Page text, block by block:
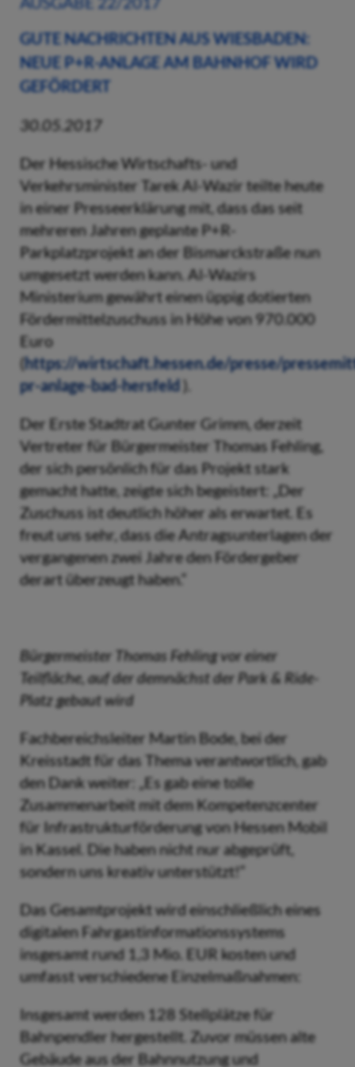
GUTE NACHRICHTEN AUS WIESBADEN:
NEUE P+R-ANLAGE AM BAHNHOF WIRD
GEFÖRDERT
30.05.2017
Der Hessische Wirtschafts- und
Verkehrsminister Tarek Al-Wazir teilte heute
in einer Presseerklärung mit, dass das seit
mehreren Jahren geplante P+R-
Parkplatzprojekt an der Bismarckstraße nun
umgesetzt werden kann. Al-Wazirs
Ministerium gewährt einen üppig dotierten
Fördermittelzuschuss in Höhe von 970.000
Euro
(https://wirtschaft.hessen.de/presse/
pr-anlage-bad-hersfeld ).
Der Erste Stadtrat Gunter Grimm, derzeit
Vertreter für Bürgermeister Thomas Fehling,
der sich persönlich für das Projekt stark
gemacht hatte, zeigte sich begeistert: „Der
Zuschuss ist deutlich höher als erwartet. Es
freut uns sehr, dass die Antragsunterlagen der
vergangenen zwei Jahre den Fördergeber
derart überzeugt haben.“
Bürgermeister Thomas Fehling vor einer
Teilfläche, auf der demnächst der Park & Ride-
Platz gebaut wird
Fachbereichsleiter Martin Bode, bei der
Kreisstadt für das Thema verantwortlich, gab
den Dank weiter: „Es gab eine tolle
Zusammenarbeit mit dem Kompetenzcenter
für Infrastrukturförderung von Hessen Mobil
in Kassel. Die haben nicht nur abgeprüft,
sondern uns kreativ unterstützt!“
Das Gesamtprojekt wird einschließlich eines
digitalen Fahrgastinformationssystems
insgesamt rund 1,3 Mio. EUR kosten und
umfasst verschiedene Einzelmaßnahmen:
Insgesamt werden 128 Stellplätze für
Bahnpendler hergestellt. Zuvor müssen alte
Gebäude aus der Bahnnutzung und